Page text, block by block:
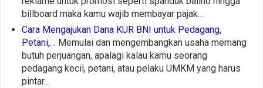
billboard maka kamu wajib membayar pajak…
Cara Mengajukan Dana KUR BNI untuk Pedagang,
Petani,… Memulai dan mengembangkan usaha memang
butuh perjuangan, apalagi kalau kamu seorang
pedagang kecil, petani, atau pelaku UMKM yang harus
pintar…